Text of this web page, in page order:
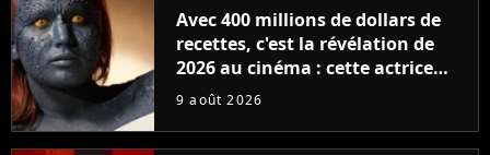
Avec 400 millions de dollars de
recettes, c'est la révélation de
2026 au cinéma : cette actrice
adorée prête à remplacer
9 août 2026